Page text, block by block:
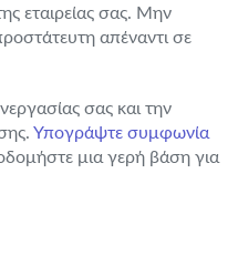
εταιρείας σας. Μην
απέναντι σε
σας και την
Υπογράψτε συμφωνία
μια γερή βάση για